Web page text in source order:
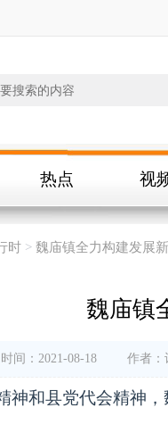
热点 视
时 > 魏庙镇全力构建发展
魏庙镇
时间：2021-08-18 作者：
和县党代会精神